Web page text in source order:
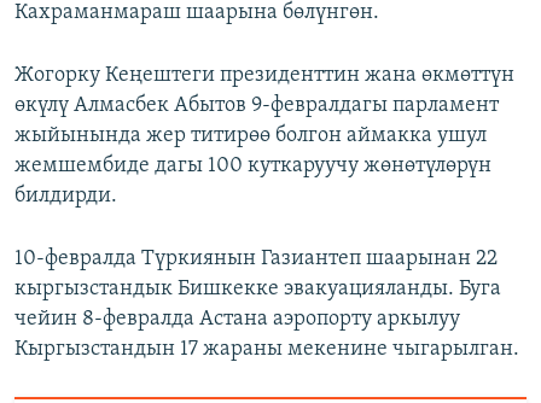
Кахраманмараш шаарына бөлүнгөн.
Жогорку Кеңештеги президенттин жана өкмөттүн
өкүлү Алмасбек Абытов 9-февралдагы парламент
жыйынында жер титирөө болгон аймакка ушул
жемшембиде дагы 100 куткаруучу жөнөтүлөрүн
билдирди.
10-февралда Түркиянын Газиантеп шаарынан 22
кыргызстандык Бишкекке эвакуацияланды. Буга
чейин 8-февралда Астана аэропорту аркылуу
Кыргызстандын 17 жараны мекенине чыгарылган.